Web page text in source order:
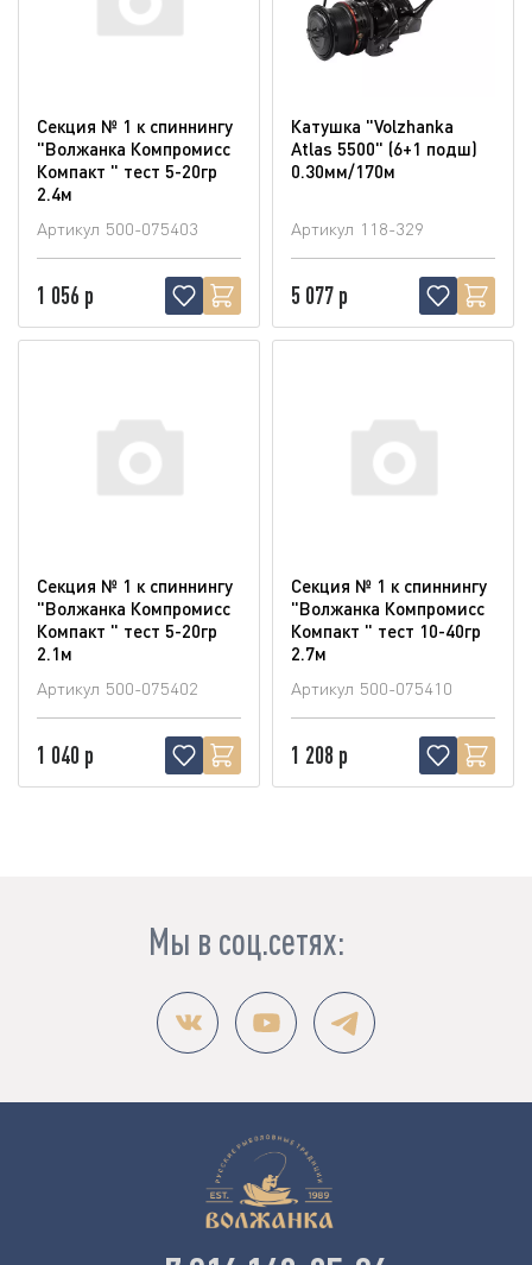
Секция № 1 к спиннингу
"Волжанка Компромисс
Компакт " тест 5-20гр
2.4м
Артикул 500-075403
1 056 р
Катушка "Volzhanka
Atlas 5500" (6+1 подш)
0.30мм/170м
Артикул 118-329
5 077 р
Секция № 1 к спиннингу
"Волжанка Компромисс
Компакт " тест 5-20гр
2.1м
Артикул 500-075402
1 040 р
Секция № 1 к спиннингу
"Волжанка Компромисс
Компакт " тест 10-40гр
2.7м
Артикул 500-075410
1 208 р
Мы в соц.сетях: